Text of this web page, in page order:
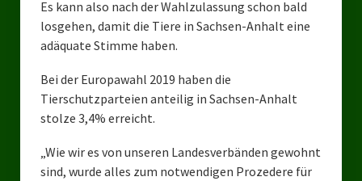
Kreisverband Bottrop
Landesverband Nordrhein-Westfalen
Landesverband Thüringen
Landesverband Sachsen-Anhalt
Es kann also nach der Wahlzulassung schon bald
losgehen, damit die Tiere in Sachsen-Anhalt eine
adäquate Stimme haben.
Bei der Europawahl 2019 haben die
Tierschutzparteien anteilig in Sachsen-Anhalt
stolze 3,4% erreicht.
„Wie wir es von unseren Landesverbänden gewohnt
sind, wurde alles zum notwendigen Prozedere für